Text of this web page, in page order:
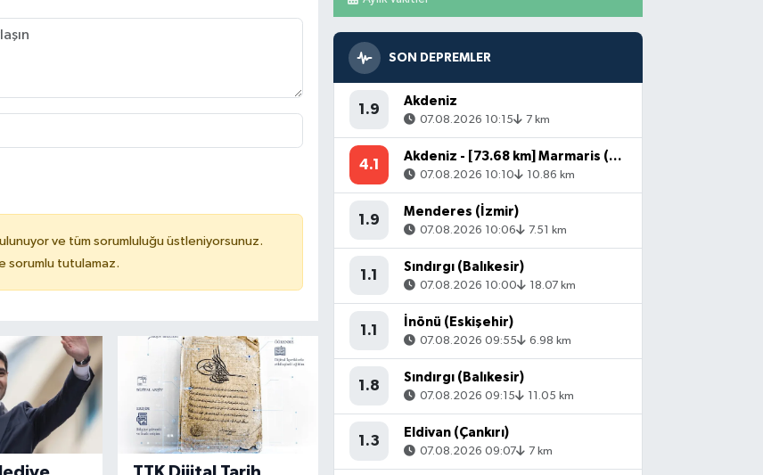
ve tüm sorumluluğu üstleniyorsunuz.
sorumlu tutulamaz.
SON DEPREMLER
1.9
Akdeniz
07.08.2026 10:15 7 km
4.1
Akdeniz - [73.68 km] Marmaris (Muğla)
07.08.2026 10:10 10.86 km
1.9
Menderes (İzmir)
07.08.2026 10:06 7.51 km
1.1
Sındırgı (Balıkesir)
07.08.2026 10:00 18.07 km
1.1
İnönü (Eskişehir)
07.08.2026 09:55 6.98 km
1.8
Sındırgı (Balıkesir)
07.08.2026 09:15 11.05 km
1.3
Eldivan (Çankırı)
07.08.2026 09:07 7 km